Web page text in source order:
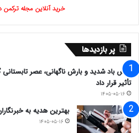
خرید آنلاین مجله ترکمن
پر بازدیدها
وزش باد شدید و بارش ناگهانی، عصر
تأثیر قرار داد
۱۴۰۵-۰۵-۱۶
بهترین هدیه به
۱۴۰۵-۰۵-۱۶